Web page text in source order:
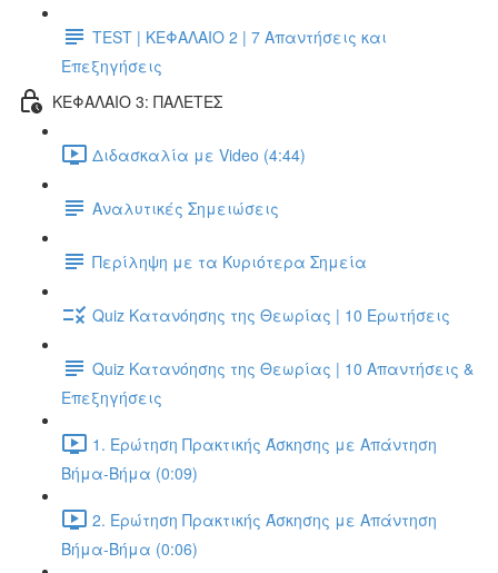
TEST | ΚΕΦΑΛΑΙΟ 2 | 7 Απαντήσεις και
Επεξηγήσεις
ΚΕΦΑΛΑΙΟ 3: ΠΑΛΕΤΕΣ
Διδασκαλία με Video (4:44)
Αναλυτικές Σημειώσεις
Περίληψη με τα Κυριότερα Σημεία
Quiz Κατανόησης της Θεωρίας | 10 Ερωτήσεις
Quiz Κατανόησης της Θεωρίας | 10 Απαντήσεις &
Επεξηγήσεις
1. Ερώτηση Πρακτικής Άσκησης με Απάντηση
Βήμα-Βήμα (0:09)
2. Ερώτηση Πρακτικής Άσκησης με Απάντηση
Βήμα-Βήμα (0:06)